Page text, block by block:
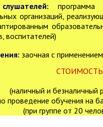
программа
организаций,
воспитателей)
заочная с
СТОИМОСТЬ
(наличный и безналичный
проведение обучения на
(при группе от 20